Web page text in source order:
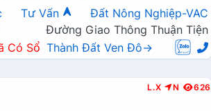
Tư Vấn
Đất Nông Nghiệp-VAC
Đường Giao Thông Thuận Tiện
Có Sổ Thành Đất Ven Đô→
L.X N 626